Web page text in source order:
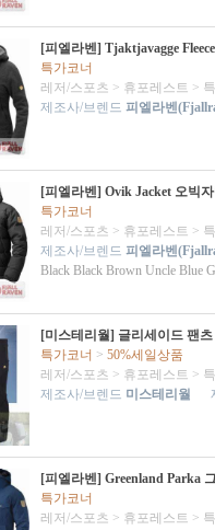
[피엘라벤] Tjaktjavagge
특가코너
레저/스포츠 > 휴포레스트 >
제조사/브렌드 피엘라벤
[피엘라벤] Ovik Jacket 오빅
특가코너
레저/스포츠 > 휴포레스트 >
제조사/브렌드 피엘라벤
Black Black Brown Uncle Blue
[미스테리월] 글리세이드 팬츠
특가코너 > 50%세일상품
레저/스포츠 > 휴포레스트 >
제조사/브렌드 미스테리월
[피엘라벤] Greenland Parka
특가코너
레저/스포츠 > 휴포레스트 >